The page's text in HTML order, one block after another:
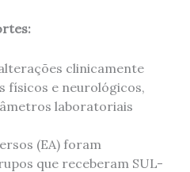
clinicamente
físicos e neurológicos,
laboratoriais
(EA) foram
que receberam SUL-